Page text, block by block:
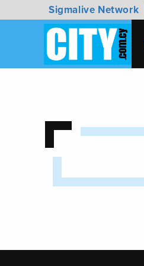
Sigmalive Network